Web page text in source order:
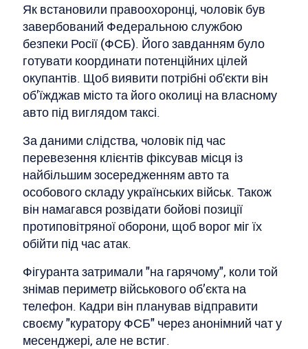
Як встановили правоохоронці, чоловік був
завербований Федеральною службою
безпеки Росії (ФСБ). Його завданням було
готувати координати потенційних цілей
окупантів. Щоб виявити потрібні об'єкти він
об’їжджав місто та його околиці на власному
авто під виглядом таксі.
За даними слідства, чоловік під час
перевезення клієнтів фіксував місця із
найбільшим зосередженням авто та
особового складу українських військ. Також
він намагався розвідати бойові позиції
протиповітряної оборони, щоб ворог міг їх
обійти під час атак.
Фігуранта затримали "на гарячому", коли той
знімав периметр військового об’єкта на
телефон. Кадри він планував відправити
своєму "куратору ФСБ" через анонімний чат у
месенджері, але не встиг.